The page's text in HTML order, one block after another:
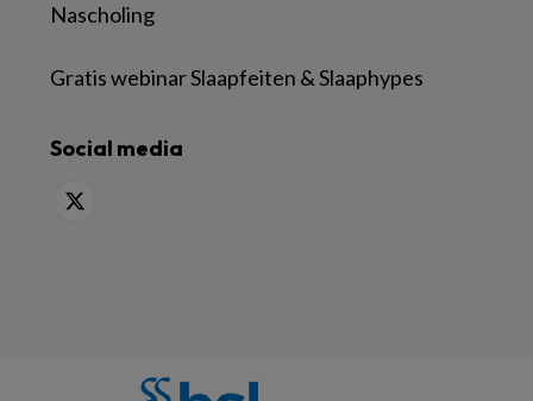
Nascholing
Gratis webinar Slaapfeiten & Slaaphypes
Social media